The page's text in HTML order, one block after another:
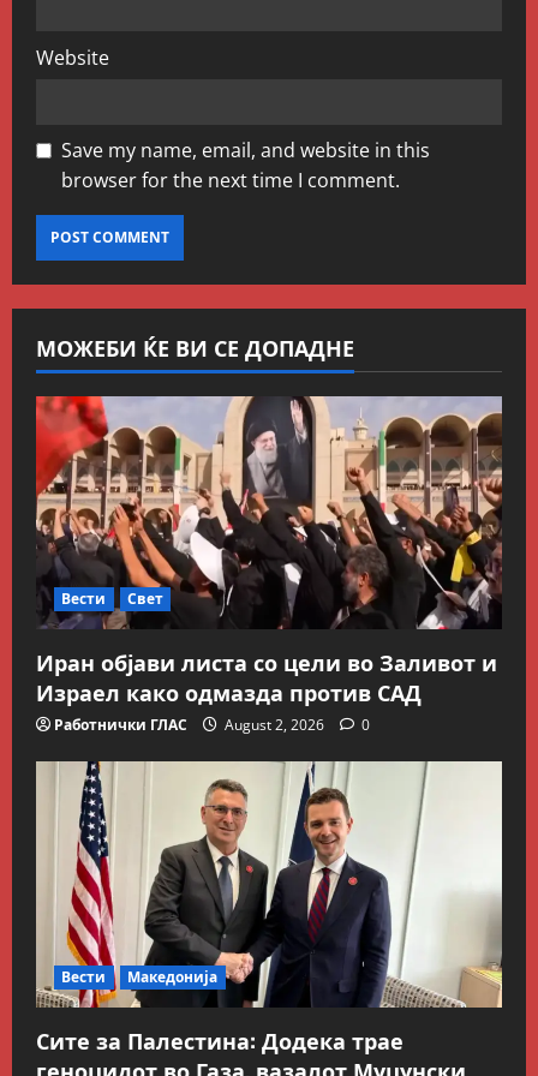
Website
Save my name, email, and website in this
browser for the next time I comment.
МОЖЕБИ ЌЕ ВИ СЕ ДОПАДНЕ
Вести Свет
Иран објави листа со цели во Заливот и
Израел како одмазда против САД
Работнички ГЛАС August 2, 2026 0
Вести Македонија
Сите за Палестина: Додека трае
Блог